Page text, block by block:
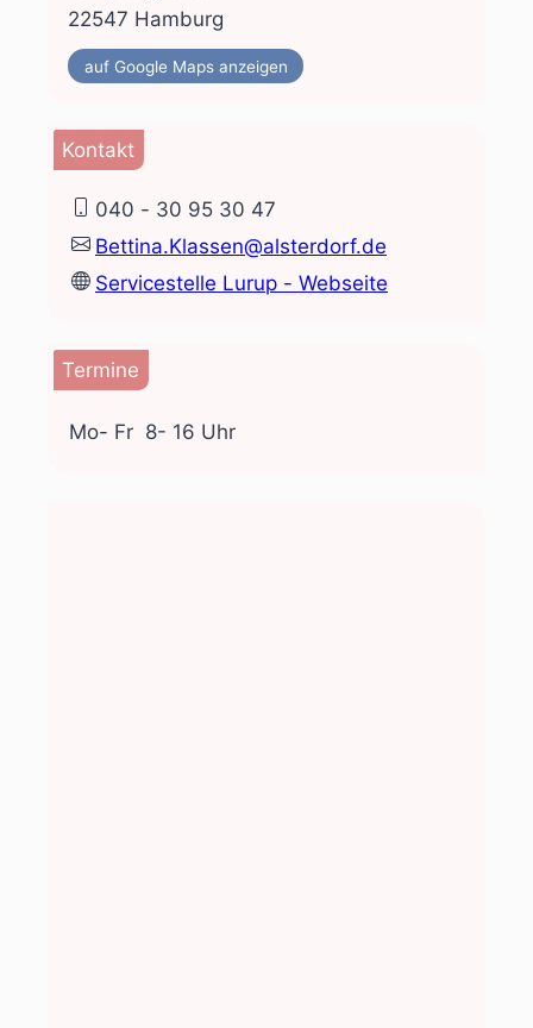
22547 Hamburg
auf Google Maps anzeigen
Kontakt
040 - 30 95 30 47
Bettina.Klassen@alsterdorf.de
Servicestelle Lurup - Webseite
Termine
Mo- Fr 8- 16 Uhr